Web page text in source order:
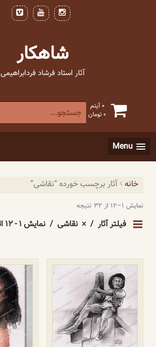
شاهکار
آثار استاد فرشاد فردابراهیمی
0 آیتم
0تومان
جستجو
برای
Menu
خانه آثار برچسب خورده “نقاشی”
نمایش ۱–۱۲ از ۳۲ نتیجه
فیلتر آثار نقاشی نمایش ۱ - ۱۲ اثر از ۳۲ نتیجه